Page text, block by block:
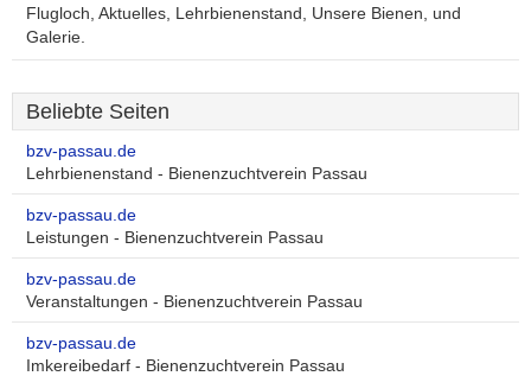
Flugloch, Aktuelles, Lehrbienenstand, Unsere Bienen, und
Galerie.
Beliebte Seiten
bzv-passau.de
Lehrbienenstand - Bienenzuchtverein Passau
bzv-passau.de
Leistungen - Bienenzuchtverein Passau
bzv-passau.de
Veranstaltungen - Bienenzuchtverein Passau
bzv-passau.de
Imkereibedarf - Bienenzuchtverein Passau